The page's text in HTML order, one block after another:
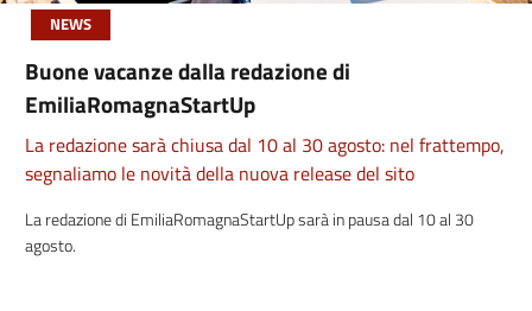
NEWS
Buone vacanze dalla redazione di
EmiliaRomagnaStartUp
La redazione sarà chiusa dal 10 al 30 agosto: nel frattempo,
segnaliamo le novità della nuova release del sito
La redazione di EmiliaRomagnaStartUp sarà in pausa dal 10 al 30
agosto.